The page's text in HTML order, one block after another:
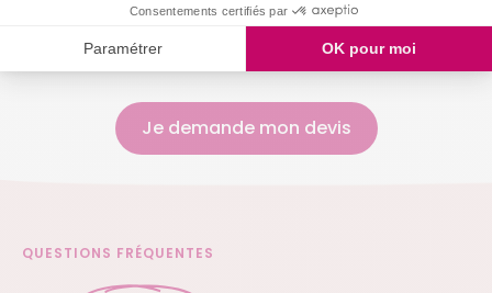
Nous intervenons chez vous à partir de 2h
Je demande mon devis
QUESTIONS FRÉQUENTES